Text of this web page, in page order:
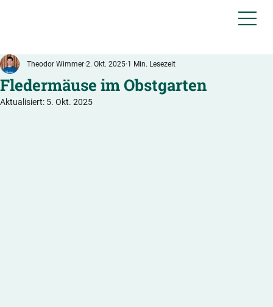
Fledermäuse im Obstgarten
Theodor Wimmer 2. Okt. 2025 1 Min. Lesezeit
Aktualisiert: 5. Okt. 2025